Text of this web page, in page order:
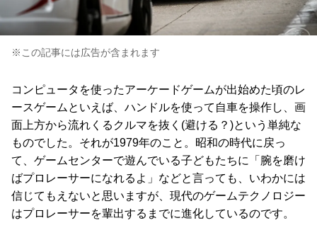
※この記事には広告が含まれます
コンピュータを使ったアーケードゲームが出始めた頃のレ
ースゲームといえば、ハンドルを使って自車を操作し、画
面上方から流れくるクルマを抜く(避ける？)という単純な
ものでした。それが1979年のこと。昭和の時代に戻っ
て、ゲームセンターで遊んでいる子どもたちに「腕を磨け
ばプロレーサーになれるよ」などと言っても、いわかには
信じてもえないと思いますが、現代のゲームテクノロジー
はプロレーサーを輩出するまでに進化しているのです。